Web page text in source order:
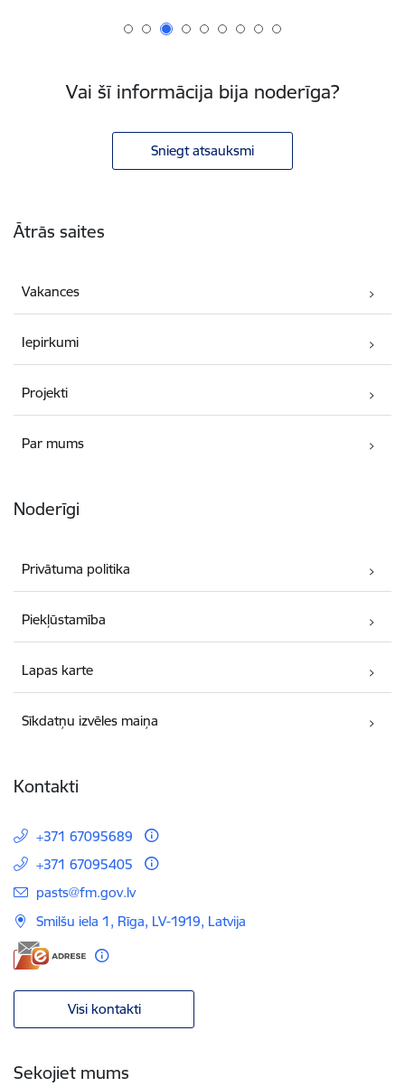
Vai šī informācija bija noderīga?
Sniegt atsauksmi
Ātrās saites
Vakances
Iepirkumi
Projekti
Par mums
Noderīgi
Privātuma politika
Piekļūstamība
Lapas karte
Sīkdatņu izvēles maiņa
Kontakti
+371 67095689
+371 67095405
E-pasts:
pasts@fm.gov.lv
Smilšu iela 1, Rīga, LV-1919, Latvija
Visi kontakti
Sekojiet mums